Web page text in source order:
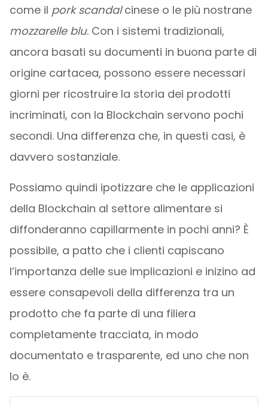
come il pork scandalcinese o le più nostrane
mozzarelle blu. Con i sistemi tradizionali,
ancora basati su documenti in buona parte di
origine cartacea, possono essere necessari
giorni per ricostruire la storia dei prodotti
incriminati, con la Blockchain servono pochi
secondi. Una differenza che, in questi casi, è
davvero sostanziale.
Possiamo quindi ipotizzare che le applicazioni
della Blockchain al settore alimentare si
diffonderanno capillarmente in pochi anni? È
possibile, a patto che i clienti capiscano
l’importanza delle sue implicazioni e inizino ad
essere consapevoli della differenza tra un
prodotto che fa parte di una filiera
completamente tracciata, in modo
documentato e trasparente, ed uno che non
lo è.